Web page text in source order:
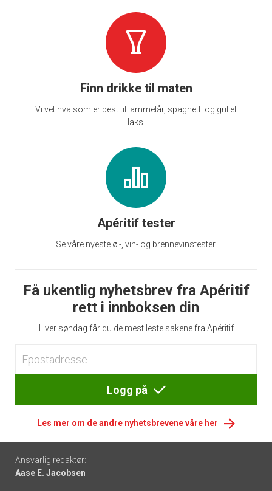
Finn drikke til maten
Vi vet hva som er best til lammelår, spaghetti og grillet
laks.
Apéritif tester
Se våre nyeste øl-, vin- og brennevinstester.
Få ukentlig nyhetsbrev fra Apéritif
rett i innboksen din
Hver søndag får du de mest leste sakene fra Apéritif
Logg på
Les mer om de andre nyhetsbrevene våre her
Footer
-
Ansvarlig redaktør:
Aase E. Jacobsen